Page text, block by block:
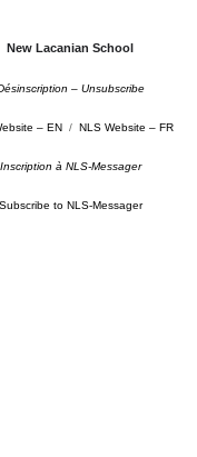
New Lacanian School
– Unsubscribe
– EN / NLS Website – FR
Inscription à NLS-Messager
Subscribe to NLS-Messager